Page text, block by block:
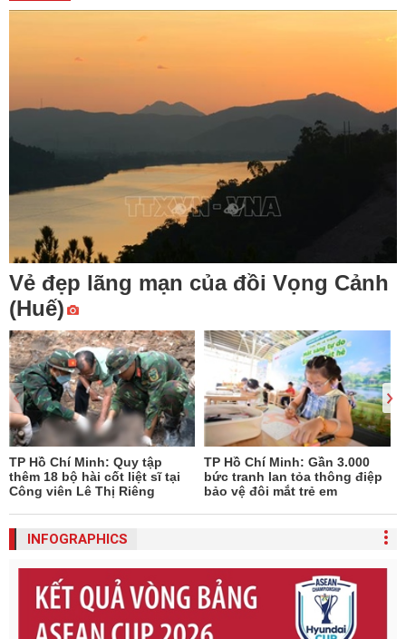
Vẻ đẹp lãng mạn của đồi Vọng Cảnh
(Huế)
TP Hồ Chí Minh: Quy tập
thêm 18 bộ hài cốt liệt sĩ tại
Công viên Lê Thị Riêng
TP Hồ Chí Minh: Gần 3.000
bức tranh lan tỏa thông điệp
bảo vệ đôi mắt trẻ em
INFOGRAPHICS